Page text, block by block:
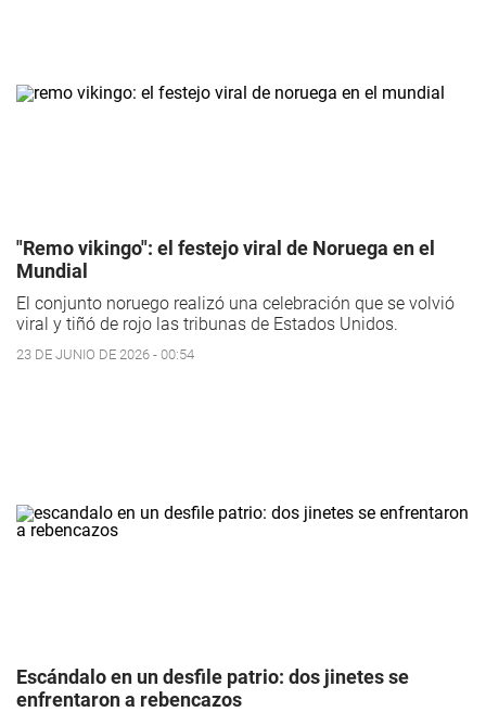
"Remo vikingo": el festejo viral de Noruega en el
Mundial
El conjunto noruego realizó una celebración que se volvió
viral y tiñó de rojo las tribunas de Estados Unidos.
23 DE JUNIO DE 2026 - 00:54
Escándalo en un desfile patrio: dos jinetes se
enfrentaron a rebencazos